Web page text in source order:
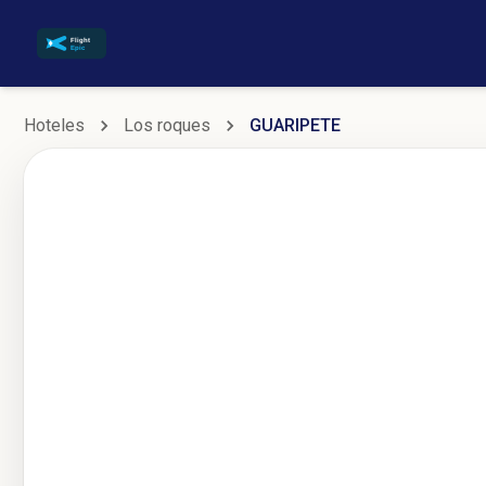
Hoteles Los roques GUARIPETE